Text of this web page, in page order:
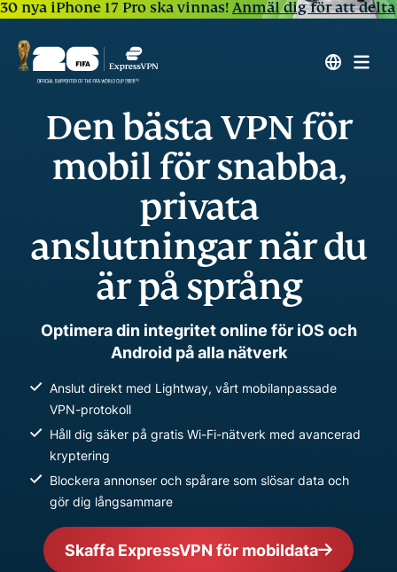
30 nya iPhone 17 Pro ska vinnas!Anmäl dig för att delta
Den bästa VPN för
mobil för snabba,
privata
anslutningar när du
är på språng
Optimera din integritet online för iOS och
Android på alla nätverk
Anslut direkt med Lightway, vårt mobilanpassade
VPN-protokoll
Håll dig säker på gratis Wi-Fi-nätverk med avancerad
kryptering
Blockera annonser och spårare som slösar data och
gör dig långsammare
Skaffa ExpressVPN för mobildata